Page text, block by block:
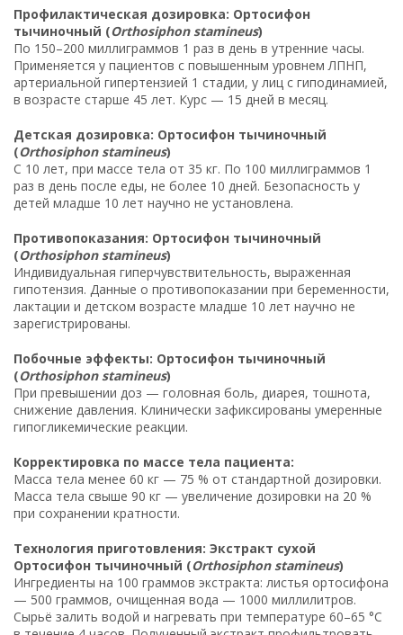
Профилактическая дозировка: Ортосифон
тычиночный (Orthosiphon stamineus)
По 150–200 миллиграммов 1 раз в день в утренние часы.
Применяется у пациентов с повышенным уровнем ЛПНП,
артериальной гипертензией 1 стадии, у лиц с гиподинамией,
в возрасте старше 45 лет. Курс — 15 дней в месяц.
Детская дозировка: Ортосифон тычиночный
(Orthosiphon stamineus)
С 10 лет, при массе тела от 35 кг. По 100 миллиграммов 1
раз в день после еды, не более 10 дней. Безопасность у
детей младше 10 лет научно не установлена.
Противопоказания: Ортосифон тычиночный
(Orthosiphon stamineus)
Индивидуальная гиперчувствительность, выраженная
гипотензия. Данные о противопоказании при беременности,
лактации и детском возрасте младше 10 лет научно не
зарегистрированы.
Побочные эффекты: Ортосифон тычиночный
(Orthosiphon stamineus)
При превышении доз — головная боль, диарея, тошнота,
снижение давления. Клинически зафиксированы умеренные
гипогликемические реакции.
Корректировка по массе тела пациента:
Масса тела менее 60 кг — 75 % от стандартной дозировки.
Масса тела свыше 90 кг — увеличение дозировки на 20 %
при сохранении кратности.
Технология приготовления: Экстракт сухой
Ортосифон тычиночный (Orthosiphon stamineus)
Ингредиенты на 100 граммов экстракта: листья ортосифона
— 500 граммов, очищенная вода — 1000 миллилитров.
Сырьё залить водой и нагревать при температуре 60–65 °C